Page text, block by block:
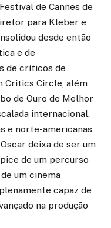
de Cannes de
para Kleber e
desde então
e de
de críticos de
Critics Circle, além
de Ouro de Melhor
internacional,
e norte-americanas,
deixa de ser um
de um percurso
um cinema
capaz de
na produção